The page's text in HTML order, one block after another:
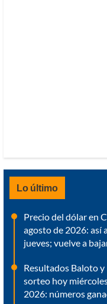
Lo último
Precio del dólar en
agosto de 2026: así
jueves; vuelve a
Resultados Baloto
sorteo hoy
2026: números